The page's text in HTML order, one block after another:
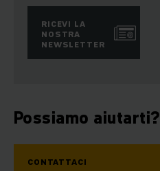
RICEVI LA
NOSTRA
NEWSLETTER
Possiamo aiutarti?
CONTATTACI